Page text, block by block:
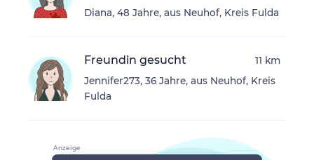
Diana, 48 Jahre, aus Neuhof, Kreis Fulda
Freundin gesucht
Jennifer273, 36 Jahre, aus Neuhof, Kreis
Fulda
11 km